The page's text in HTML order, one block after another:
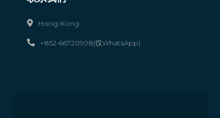
Hong Kong
+852-66720908(仅WhatsApp)